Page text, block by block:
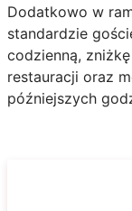
Dodatkowo w
standardzie
codzienną,
restauracji oraz
późniejszych